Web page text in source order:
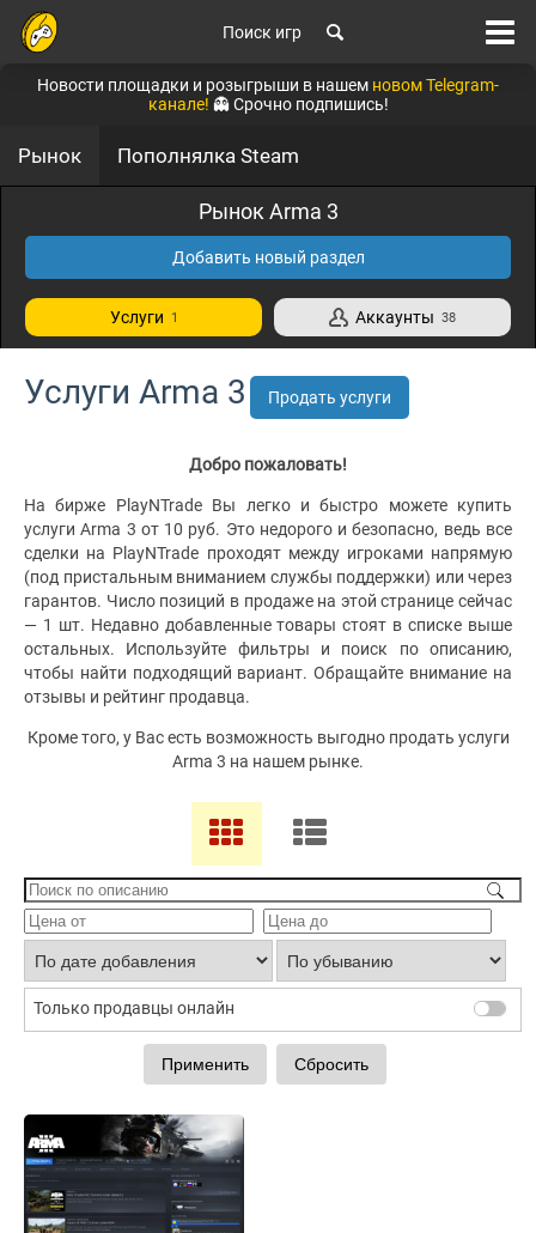
Поиск игр
Новости площадки и розыгрыши в нашем новом Telegram-
канале! 👻 Срочно подпишись!
Рынок Пополнялка Steam
Рынок Arma 3
Добавить новый раздел
Услуги 1 Аккаунты 38
Услуги Arma 3 Продать услуги
Добро пожаловать!
На бирже PlayNTrade Вы легко и быстро можете купить
услуги Arma 3 от 10 руб. Это недорого и безопасно, ведь все
сделки на PlayNTrade проходят между игроками напрямую
(под пристальным вниманием службы поддержки) или через
гарантов. Число позиций в продаже на этой странице сейчас
— 1 шт. Недавно добавленные товары стоят в списке выше
остальных. Используйте фильтры и поиск по описанию,
чтобы найти подходящий вариант. Обращайте внимание на
отзывы и рейтинг продавца.
Кроме того, у Вас есть возможность выгодно продать услуги
Arma 3 на нашем рынке.
Только продавцы онлайн